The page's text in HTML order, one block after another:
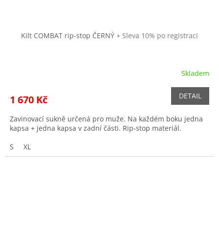
Kilt COMBAT rip-stop ČERNÝ + Sleva 10% po registraci
Skladem
1 670 Kč DETAIL
Zavinovací sukně určená pro muže. Na každém boku jedna
kapsa + jedna kapsa v zadní části. Rip-stop materiál.
S
XL